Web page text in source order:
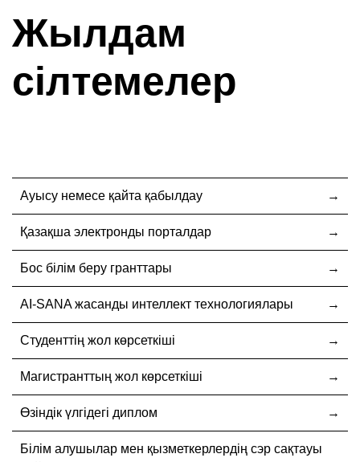
Жылдам
сілтемелер
Ауысу немесе қайта қабылдау
Қазақша электронды порталдар
Бос білім беру гранттары
AI-SANA жасанды интеллект технологиялары
Студенттің жол көрсеткіші
Магистранттың жол көрсеткіші
Өзіндік үлгідегі диплом
Білім алушылар мен қызметкерлердің сэр сақтауы